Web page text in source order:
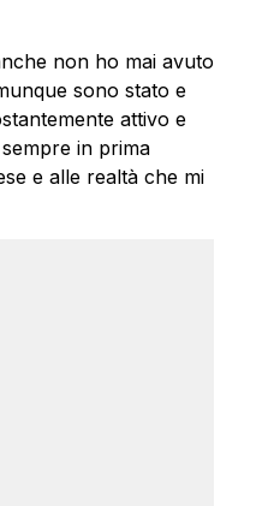
non ho mai avuto
sono stato e
attivo e
in prima
e alle realtà che mi